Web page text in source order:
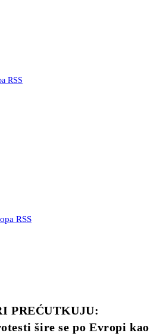
RSS
RSS
PREĆUTKUJU:
šire se po Evropi kao